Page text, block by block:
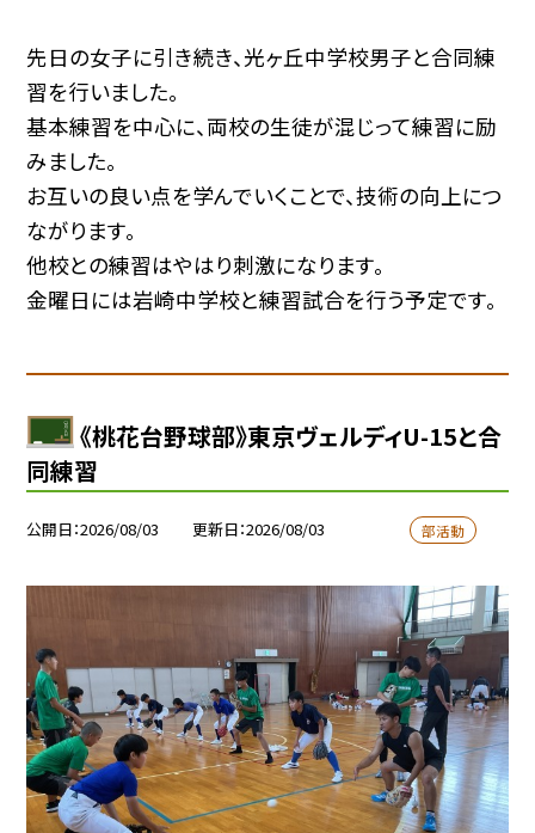
先日の女子に引き続き、光ヶ丘中学校男子と合同練
習を行いました。
基本練習を中心に、両校の生徒が混じって練習に励
みました。
お互いの良い点を学んでいくことで、技術の向上につ
ながります。
他校との練習はやはり刺激になります。
金曜日には岩崎中学校と練習試合を行う予定です。
《桃花台野球部》東京ヴェルディU-15と合
同練習
公開日 2026/08/03 更新日 2026/08/03 部活動